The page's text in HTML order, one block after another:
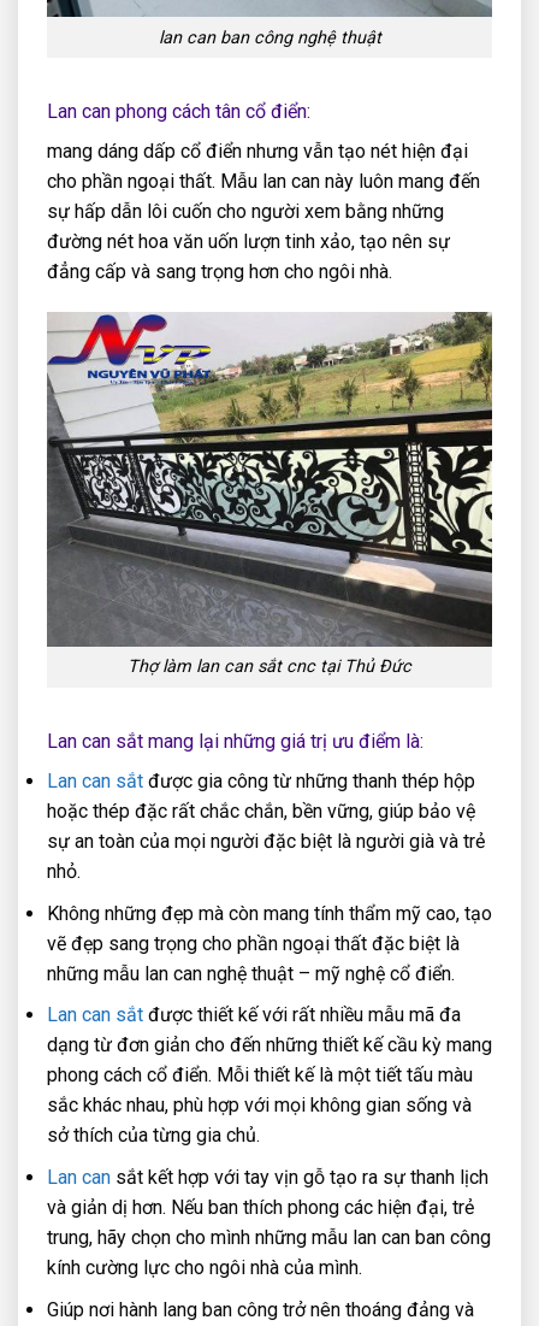
lan can ban công nghệ thuật
Lan can phong cách tân cổ điển:
mang dáng dấp cổ điển nhưng vẫn tạo nét hiện đại
cho phần ngoại thất. Mẫu lan can này luôn mang đến
sự hấp dẫn lôi cuốn cho người xem bằng những
đường nét hoa văn uốn lượn tinh xảo, tạo nên sự
đẳng cấp và sang trọng hơn cho ngôi nhà.
Thợ làm lan can sắt cnc tại Thủ Đức
Lan can sắt mang lại những giá trị ưu điểm là:
Lan can sắt được gia công từ những thanh thép hộp
hoặc thép đặc rất chắc chắn, bền vững, giúp bảo vệ
sự an toàn của mọi người đặc biệt là người già và trẻ
nhỏ.
Không những đẹp mà còn mang tính thẩm mỹ cao, tạo
vẽ đẹp sang trọng cho phần ngoại thất đặc biệt là
những mẫu lan can nghệ thuật – mỹ nghệ cổ điển.
Lan can sắt được thiết kế với rất nhiều mẫu mã đa
dạng từ đơn giản cho đến những thiết kế cầu kỳ mang
phong cách cổ điển. Mỗi thiết kế là một tiết tấu màu
sắc khác nhau, phù hợp với mọi không gian sống và
sở thích của từng gia chủ.
Lan can sắt kết hợp với tay vịn gỗ tạo ra sự thanh lịch
và giản dị hơn. Nếu ban thích phong các hiện đại, trẻ
trung, hãy chọn cho mình những mẫu lan can ban công
kính cường lực cho ngôi nhà của mình.
Giúp nơi hành lang ban công trở nên thoáng đảng và